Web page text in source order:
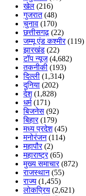
खेल (216)
गुजरात(48)
चुनाव (170)
छत्तीसगढ़ (22)
जम्मू एंड कश्मीर(119)
झारखंड (22)
टॉप न्यूज(4,682)
तकनीकी (193)
दिल्ली (1,314)
दुनिया (202)
देश(1,828)
धर्म(171)
बिजनेस (92)
बिहार(179)
मध्य प्रदेश(45)
मनोरंजन(114)
महापौर(2)
महाराष्ट्र(65)
मुख्य समाचार(872)
राजस्थान(55)
राज्य (1,455)
लोकप्रिय (2,621)